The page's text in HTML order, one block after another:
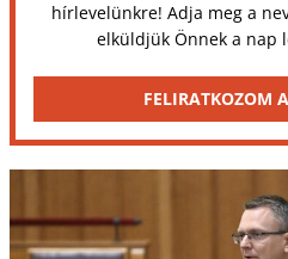
hírlevelünkre! Adja meg a
elküldjük Önnek a nap
FELIRATKOZOM